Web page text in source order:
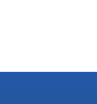
Estamos orgullosos
más de